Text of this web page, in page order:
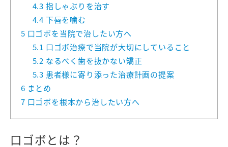
4.3 指しゃぶりを治す
4.4 下唇を噛む
5 口ゴボを当院で治したい方へ
5.1 口ゴボ治療で当院が大切にしていること
5.2 なるべく歯を抜かない矯正
5.3 患者様に寄り添った治療計画の提案
6 まとめ
7 口ゴボを根本から治したい方へ
口ゴボとは？